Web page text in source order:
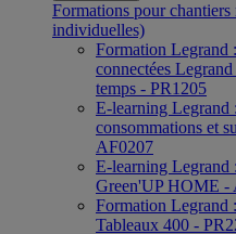
Formations pour chantiers
individuelles)
Formation Legrand
connectées
temps - PR1205
E-learning Legrand
consommations et
AF0207
E-learning Legrand
Green'UP HOME -
Formation
Tableaux 400 -